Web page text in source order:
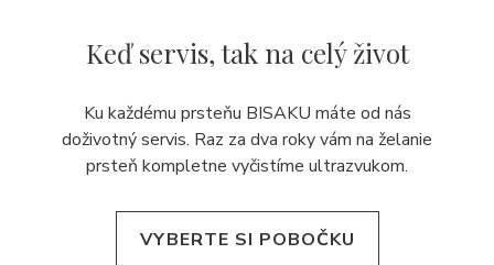
Keď servis,tak na celý život
Ku každému prsteňu BISAKU máte od nás
doživotný servis. Raz za dva roky vám na želanie
prsteň kompletne vyčistíme ultrazvukom.
VYBERTE SI POBOČKU